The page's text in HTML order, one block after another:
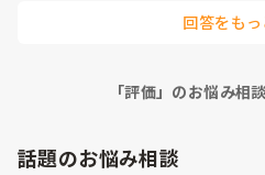
給料安いのでグルホは、どうし
そういう施設に、お礼なんてい
人手不足でどこも募集してますか
回答をも
「評価」のお悩み相
話題のお悩み相談